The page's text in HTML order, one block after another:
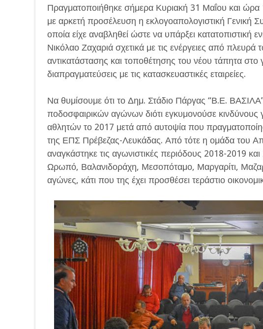
Πραγματοποιήθηκε σήμερα Κυριακή 31 Μαΐου και
με αρκετή προσέλευση η εκλογοαπολογιστική
οποία είχε αναβληθεί ώστε να υπάρξει
Νικόλαο Ζαχαριά σχετικά με τις ενέργειες από πλευρά
αντικατάστασης και τοποθέτησης του νέου τάπητα στο
διαπραγματεύσεις με τις κατασκευαστικές εταιρείες.
Να θυμίσουμε ότι το Δημ. Στάδιο Πάργας “Β.Ε. ΒΑΣΙΛΑ”
ποδοσφαιρικών αγώνων διότι εγκυμονούσε κινδύνους
αθλητών το 2017 μετά από αυτοψία που
της ΕΠΣ Πρέβεζας-Λευκάδας. Από τότε η ομάδα του
αναγκάστηκε τις αγωνιστικές περιόδους 2018-2019 και
Ωρωπό, Βαλανιδοράχη, Μεσοπόταμο, Μαργαρίτι,
αγώνες, κάτι που της έχει προσθέσει τεράστιο